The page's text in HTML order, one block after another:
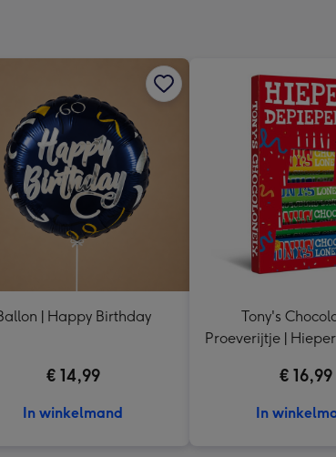
| Happy Birthday
€ 14,99
In winkelmand
Tony's
Proeverijtje |
€ 16,99
In